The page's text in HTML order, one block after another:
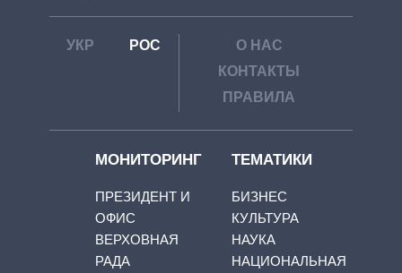
УКР РОС
О НАС
КОНТАКТЫ
ПРАВИЛА
МОНИТОРИНГ
ПРЕЗИДЕНТ И
ОФИС
ВЕРХОВНАЯ
РАДА
ТЕМАТИКИ
БИЗНЕС
КУЛЬТУРА
НАУКА
НАЦИОНАЛЬНАЯ